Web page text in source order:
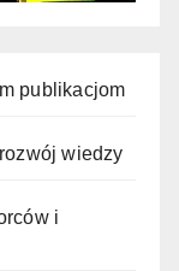
publikacjom
wiedzy
i